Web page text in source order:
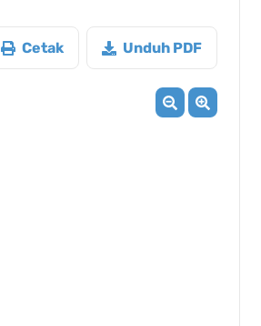
Cetak Unduh PDF